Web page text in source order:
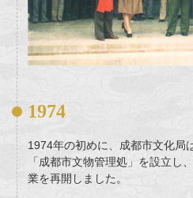
1974
1974年の初めに、成都市文化局
「成都市文物管理処」を設立し
業を再開しました。